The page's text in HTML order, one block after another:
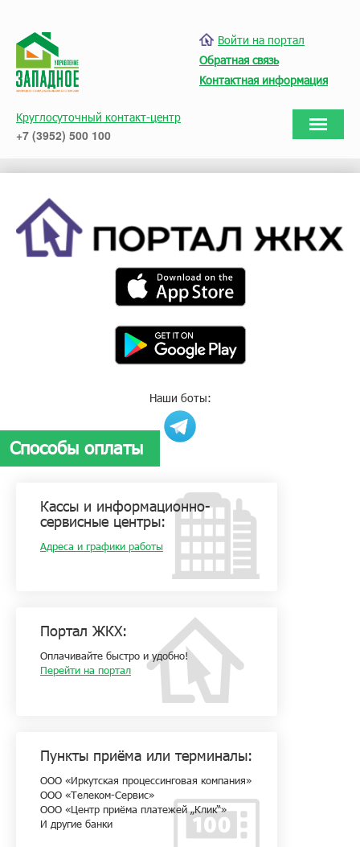
Войти на портал
Обратная связь
Контактная информация
Круглосуточный контакт-центр
+7 (3952) 500 100
Наши боты:
Способы оплаты
Кассы и информационно-
сервисные центры:
Адреса и графики работы
Портал ЖКХ:
Оплачивайте быстро и удобно!
Перейти на портал
Пункты приёма или терминалы:
ООО «Иркутская процессинговая компания»
ООО «Телеком-Сервис»
ООО «Центр приёма платежей „Клик“»
И другие банки